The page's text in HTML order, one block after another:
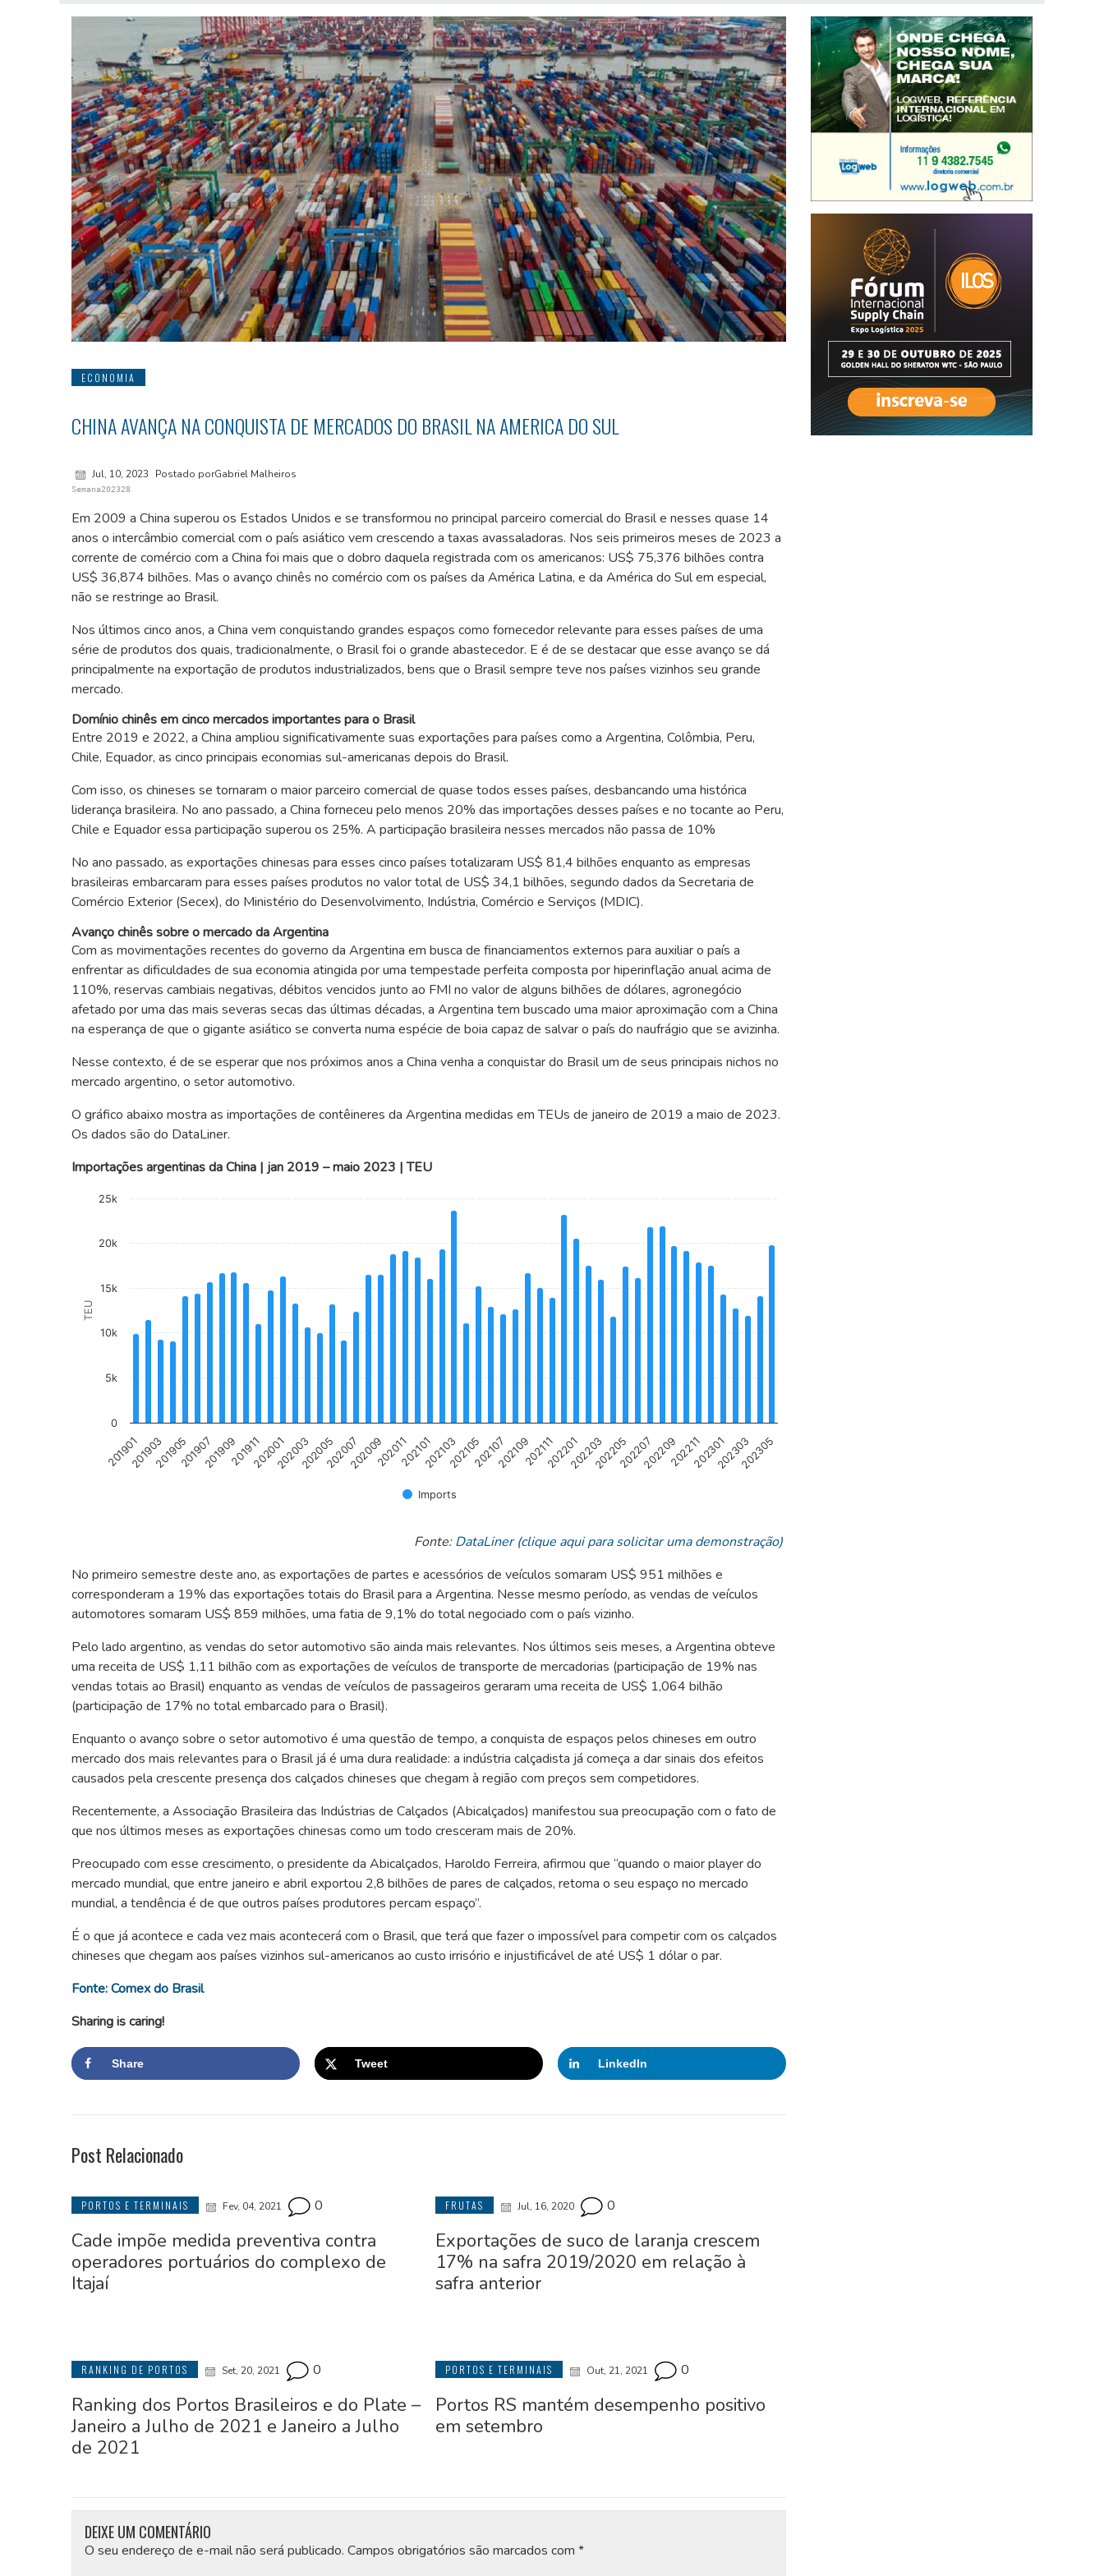
ECONOMIA
CHINA AVANÇA NA CONQUISTA DE MERCADOS DO BRASIL NA AMERICA DO SUL
Jul, 10, 2023 Postado porGabriel Malheiros
Semana202328
Em 2009 a China superou os Estados Unidos e se transformou no principal parceiro comercial do Brasil e nesses quase 14
anos o intercâmbio comercial com o país asiático vem crescendo a taxas avassaladoras. Nos seis primeiros meses de 2023 a
corrente de comércio com a China foi mais que o dobro daquela registrada com os americanos: US$ 75,376 bilhões contra
US$ 36,874 bilhões. Mas o avanço chinês no comércio com os países da América Latina, e da América do Sul em especial,
não se restringe ao Brasil.
Nos últimos cinco anos, a China vem conquistando grandes espaços como fornecedor relevante para esses países de uma
série de produtos dos quais, tradicionalmente, o Brasil foi o grande abastecedor. E é de se destacar que esse avanço se dá
principalmente na exportação de produtos industrializados, bens que o Brasil sempre teve nos países vizinhos seu grande
mercado.
Domínio chinês em cinco mercados importantes para o Brasil
Entre 2019 e 2022, a China ampliou significativamente suas exportações para países como a Argentina, Colômbia, Peru,
Chile, Equador, as cinco principais economias sul-americanas depois do Brasil.
Com isso, os chineses se tornaram o maior parceiro comercial de quase todos esses países, desbancando uma histórica
liderança brasileira. No ano passado, a China forneceu pelo menos 20% das importações desses países e no tocante ao Peru,
Chile e Equador essa participação superou os 25%. A participação brasileira nesses mercados não passa de 10%
No ano passado, as exportações chinesas para esses cinco países totalizaram US$ 81,4 bilhões enquanto as empresas
brasileiras embarcaram para esses países produtos no valor total de US$ 34,1 bilhões, segundo dados da Secretaria de
Comércio Exterior (Secex), do Ministério do Desenvolvimento, Indústria, Comércio e Serviços (MDIC).
Avanço chinês sobre o mercado da Argentina
Com as movimentações recentes do governo da Argentina em busca de financiamentos externos para auxiliar o país a
enfrentar as dificuldades de sua economia atingida por uma tempestade perfeita composta por hiperinflação anual acima de
110%, reservas cambiais negativas, débitos vencidos junto ao FMI no valor de alguns bilhões de dólares, agronegócio
afetado por uma das mais severas secas das últimas décadas, a Argentina tem buscado uma maior aproximação com a China
na esperança de que o gigante asiático se converta numa espécie de boia capaz de salvar o país do naufrágio que se avizinha.
Nesse contexto, é de se esperar que nos próximos anos a China venha a conquistar do Brasil um de seus principais nichos no
mercado argentino, o setor automotivo.
O gráfico abaixo mostra as importações de contêineres da Argentina medidas em TEUs de janeiro de 2019 a maio de 2023.
Os dados são do DataLiner.
Importações argentinas da China | jan 2019 – maio 2023 | TEU
Chart
The chart has 1 Y axis displaying TEU. Data ranges from 9079 to 23632.
TEU
Imports
201901201903201905201907201909201911202001202003202005202007202009202011202101202103202105202107202109202111202201202203202205202207202209202211202301202303202305
0
5k
10k
15k
20k
25k
Fonte:DataLiner (clique aqui para solicitar uma demonstração)
No primeiro semestre deste ano, as exportações de partes e acessórios de veículos somaram US$ 951 milhões e
corresponderam a 19% das exportações totais do Brasil para a Argentina. Nesse mesmo período, as vendas de veículos
automotores somaram US$ 859 milhões, uma fatia de 9,1% do total negociado com o país vizinho.
Pelo lado argentino, as vendas do setor automotivo são ainda mais relevantes. Nos últimos seis meses, a Argentina obteve
uma receita de US$ 1,11 bilhão com as exportações de veículos de transporte de mercadorias (participação de 19% nas
vendas totais ao Brasil) enquanto as vendas de veículos de passageiros geraram uma receita de US$ 1,064 bilhão
(participação de 17% no total embarcado para o Brasil).
Enquanto o avanço sobre o setor automotivo é uma questão de tempo, a conquista de espaços pelos chineses em outro
mercado dos mais relevantes para o Brasil já é uma dura realidade: a indústria calçadista já começa a dar sinais dos efeitos
causados pela crescente presença dos calçados chineses que chegam à região com preços sem competidores.
Recentemente, a Associação Brasileira das Indústrias de Calçados (Abicalçados) manifestou sua preocupação com o fato de
que nos últimos meses as exportações chinesas como um todo cresceram mais de 20%.
Preocupado com esse crescimento, o presidente da Abicalçados, Haroldo Ferreira, afirmou que “quando o maior player do
mercado mundial, que entre janeiro e abril exportou 2,8 bilhões de pares de calçados, retoma o seu espaço no mercado
mundial, a tendência é de que outros países produtores percam espaço”.
É o que já acontece e cada vez mais acontecerá com o Brasil, que terá que fazer o impossível para competir com os calçados
chineses que chegam aos países vizinhos sul-americanos ao custo irrisório e injustificável de até US$ 1 dólar o par.
Fonte: Comex do Brasil
Sharing is caring!
Share Tweet LinkedIn
Post Relacionado
PORTOS E TERMINAIS Fev, 04, 2021 0
Cade impõe medida preventiva contra
operadores portuários do complexo de
Itajaí
FRUTAS Jul, 16, 2020 0
Exportações de suco de laranja crescem
17% na safra 2019/2020 em relação à
safra anterior
RANKING DE PORTOS Set, 20, 2021 0
Ranking dos Portos Brasileiros e do Plate –
Janeiro a Julho de 2021 e Janeiro a Julho
de 2021
PORTOS E TERMINAIS Out, 21, 2021 0
Portos RS mantém desempenho positivo
em setembro
DEIXE UM COMENTÁRIO
O seu endereço de e-mail não será publicado. Campos obrigatórios são marcados com *